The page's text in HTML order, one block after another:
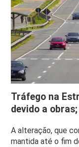
Tráfego na
devido a
A alteração, que
mantida até o fim